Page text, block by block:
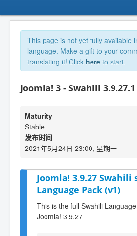
This page is not yet fully available
language. Make a gift to your
translating it! Click here to start.
Joomla! 3 - Swahili 3.9.27.1
Maturity
Stable
发布时间
2021年5月24日 23:00, 星期一
Joomla! 3.9.27 Swahili
Language Pack (v1)
This is the full Swahili
Joomla! 3.9.27